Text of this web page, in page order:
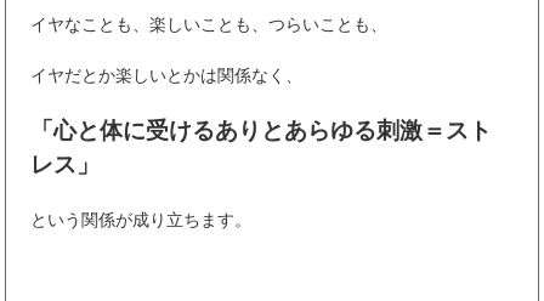
イヤなことも、楽しいことも、つらいことも、
イヤだとか楽しいとかは関係なく、
「心と体に受けるありとあらゆる刺激＝スト
レス」
という関係が成り立ちます。